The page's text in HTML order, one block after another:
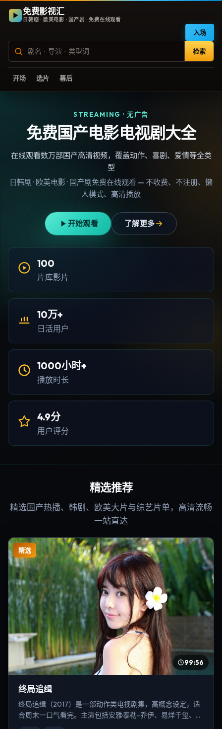
免费影视汇
日韩剧 · 欧美电影 · 国产剧 · 免费在线观看
检索
入场
开场 选片 幕后
STREAMING · 无广告
免费国产电影电视剧大全
在线观看数万部国产高清视频，覆盖动作、喜剧、爱情等全类
型
日韩剧 · 欧美电影 · 国产剧免费在线观看 — 不收费、不注册、懒
人模式、高清播放
开始观看 了解更多
100
片库影片
10万+
日活用户
1000小时+
播放时长
4.9分
用户评分
精选推荐
精选国产热播、韩剧、欧美大片与综艺片单，高清流畅
一站直达
精选
99:56
终局追缉
终局追缉（2017）是一部动作类电视剧集，高概念设定，适
合周末一口气看完。主演包括安雅·泰勒-乔伊、易烊千玺、周